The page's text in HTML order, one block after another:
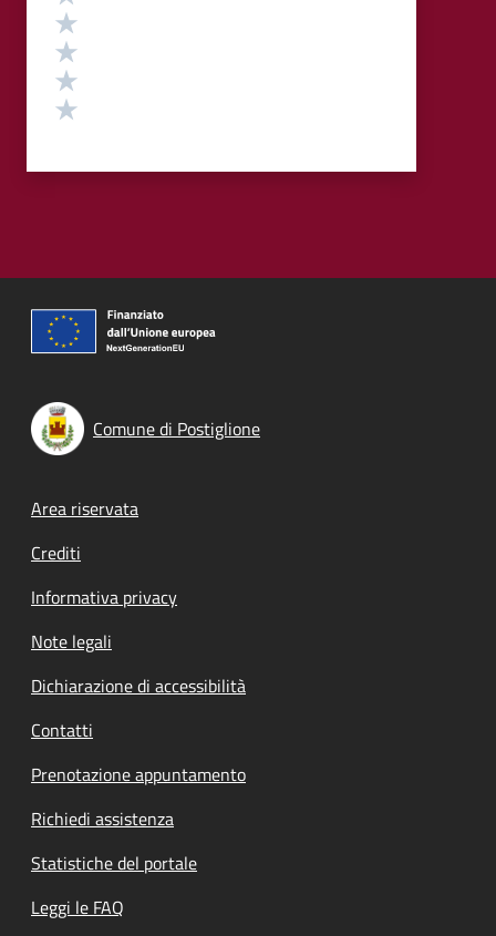
Comune di Postiglione
Footer menu
Area riservata
Crediti
Informativa privacy
Note legali
Dichiarazione di accessibilità
Contatti
Prenotazione appuntamento
Richiedi assistenza
Statistiche del portale
Leggi le FAQ